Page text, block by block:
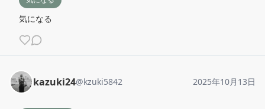
気になる
kazuki24@kzuki5842 2025年10月13日